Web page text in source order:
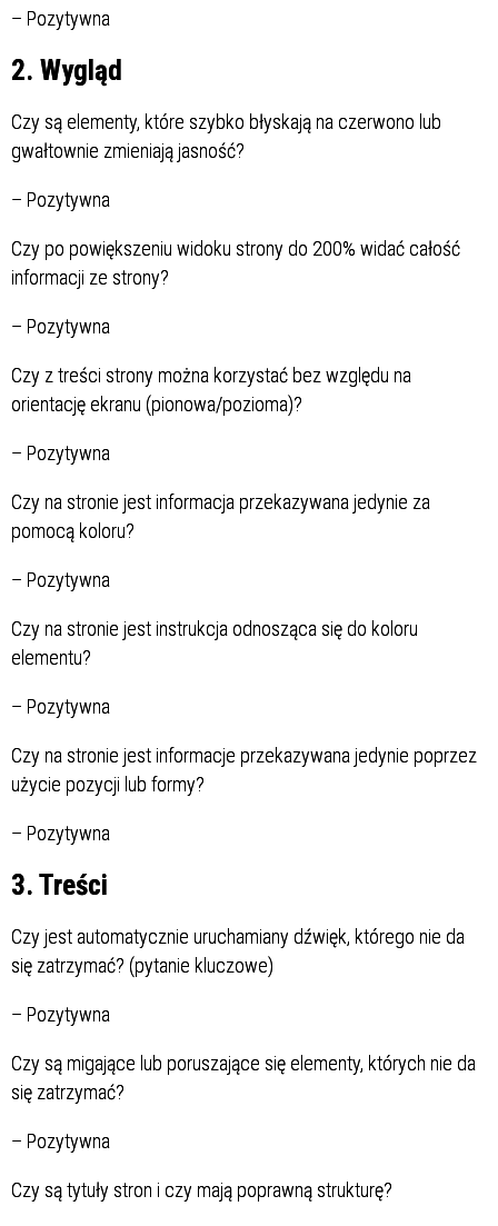
– Pozytywna
2. Wygląd
Czy są elementy, które szybko błyskają na czerwono lub
gwałtownie zmieniają jasność?
– Pozytywna
Czy po powiększeniu widoku strony do 200% widać całość
informacji ze strony?
– Pozytywna
Czy z treści strony można korzystać bez względu na
orientację ekranu (pionowa/pozioma)?
– Pozytywna
Czy na stronie jest informacja przekazywana jedynie za
pomocą koloru?
– Pozytywna
Czy na stronie jest instrukcja odnosząca się do koloru
elementu?
– Pozytywna
Czy na stronie jest informacje przekazywana jedynie poprzez
użycie pozycji lub formy?
– Pozytywna
3. Treści
Czy jest automatycznie uruchamiany dźwięk, którego nie da
się zatrzymać? (pytanie kluczowe)
– Pozytywna
Czy są migające lub poruszające się elementy, których nie da
się zatrzymać?
– Pozytywna
Czy są tytuły stron i czy mają poprawną strukturę?